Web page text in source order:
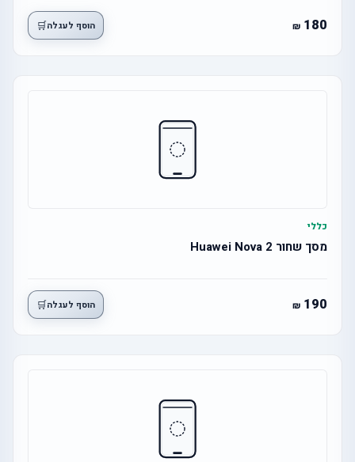
180 הוסף לעגלה🛒
כללי
מסך שחור 2 Huawei Nova
190 הוסף לעגלה🛒